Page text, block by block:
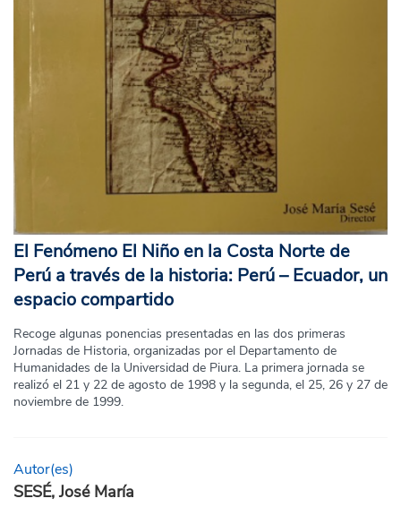
El Fenómeno El Niño en la Costa Norte de
Perú a través de la historia: Perú – Ecuador, un
espacio compartido
Recoge algunas ponencias presentadas en las dos primeras
Jornadas de Historia, organizadas por el Departamento de
Humanidades de la Universidad de Piura. La primera jornada se
realizó el 21 y 22 de agosto de 1998 y la segunda, el 25, 26 y 27 de
noviembre de 1999.
Autor(es)
SESÉ, José María